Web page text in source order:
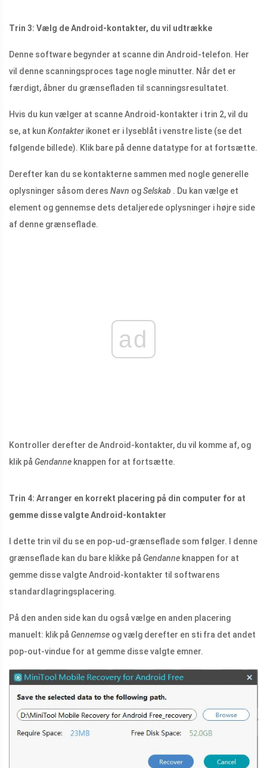
Trin 3: Vælg de Android-kontakter, du vil udtrække
Denne software begynder at scanne din Android-telefon. Her
vil denne scanningsproces tage nogle minutter. Når det er
færdigt, åbner du grænsefladen til scanningsresultatet.
Hvis du kun vælger at scanne Android-kontakter i trin 2, vil du
se, at kun Kontakter ikonet er i lyseblåt i venstre liste (se det
følgende billede). Klik bare på denne datatype for at fortsætte.
Derefter kan du se kontakterne sammen med nogle generelle
oplysninger såsom deres Navn ogSelskab . Du kan vælge et
element og gennemse dets detaljerede oplysninger i højre side
af denne grænseflade.
ad
Kontroller derefter de Android-kontakter, du vil komme af, og
klik på Gendanne knappen for at fortsætte.
Trin 4: Arranger en korrekt placering på din computer for at
gemme disse valgte Android-kontakter
I dette trin vil du se en pop-ud-grænseflade som følger. I denne
grænseflade kan du bare klikke på Gendanne knappen for at
gemme disse valgte Android-kontakter til softwarens
standardlagringsplacering.
På den anden side kan du også vælge en anden placering
manuelt: klik på Gennemse og vælg derefter en sti fra det andet
pop-out-vindue for at gemme disse valgte emner.